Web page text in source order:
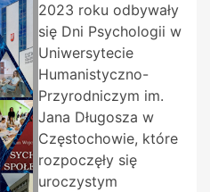
2023 roku odbywały
się Dni Psychologii w
Uniwersytecie
Humanistyczno-
Przyrodniczym im.
Jana Długosza w
Częstochowie, które
rozpoczęły się
uroczystym